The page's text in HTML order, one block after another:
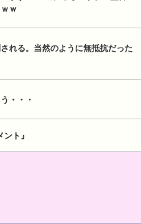
ｗ
れる。当然のように無抵抗だった
・・・
ト』